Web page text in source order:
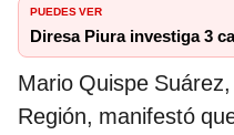
PUEDES VER
Diresa Piura investiga 3
Mario Quispe
Región, manifestó